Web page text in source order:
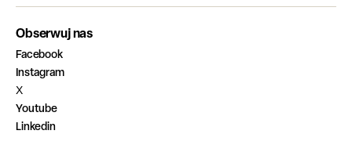
Obserwuj nas
Facebook
Instagram
X
Youtube
Linkedin